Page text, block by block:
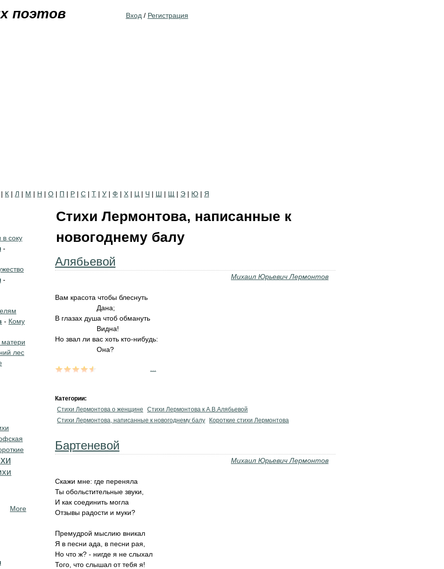
поэтов Вход / Регистрация
| К | Л | М | Н | О | П | Р | С | Т | У | Ф | Х | Ц | Ч | Ш | Щ | Э | Ю | Я
Стихи Лермонтова, написанные к
новогоднему балу
Алябьевой
Михаил Юрьевич Лермонтов
Вам красота чтобы блеснуть
Дана;
В глазах душа чтоб обмануть
Видна!
Но звал ли вас хоть кто-нибудь:
Она?
Категории:
Стихи Лермонтова о женщине
Стихи Лермонтова к А.В.Алябьевой
Стихи Лермонтова, написанные к новогоднему балу
Короткие стихи Лермонтова
Бартеневой
Михаил Юрьевич Лермонтов
Скажи мне: где переняла
Ты обольстительные звуки,
И как соединить могла
Отзывы радости и муки?
Премудрой мыслию вникал
Я в песни ада, в песни рая,
Но что ж? - нигде я не слыхал
Того, что слышал от тебя я!
соку
-
-
- Кому
лес
More